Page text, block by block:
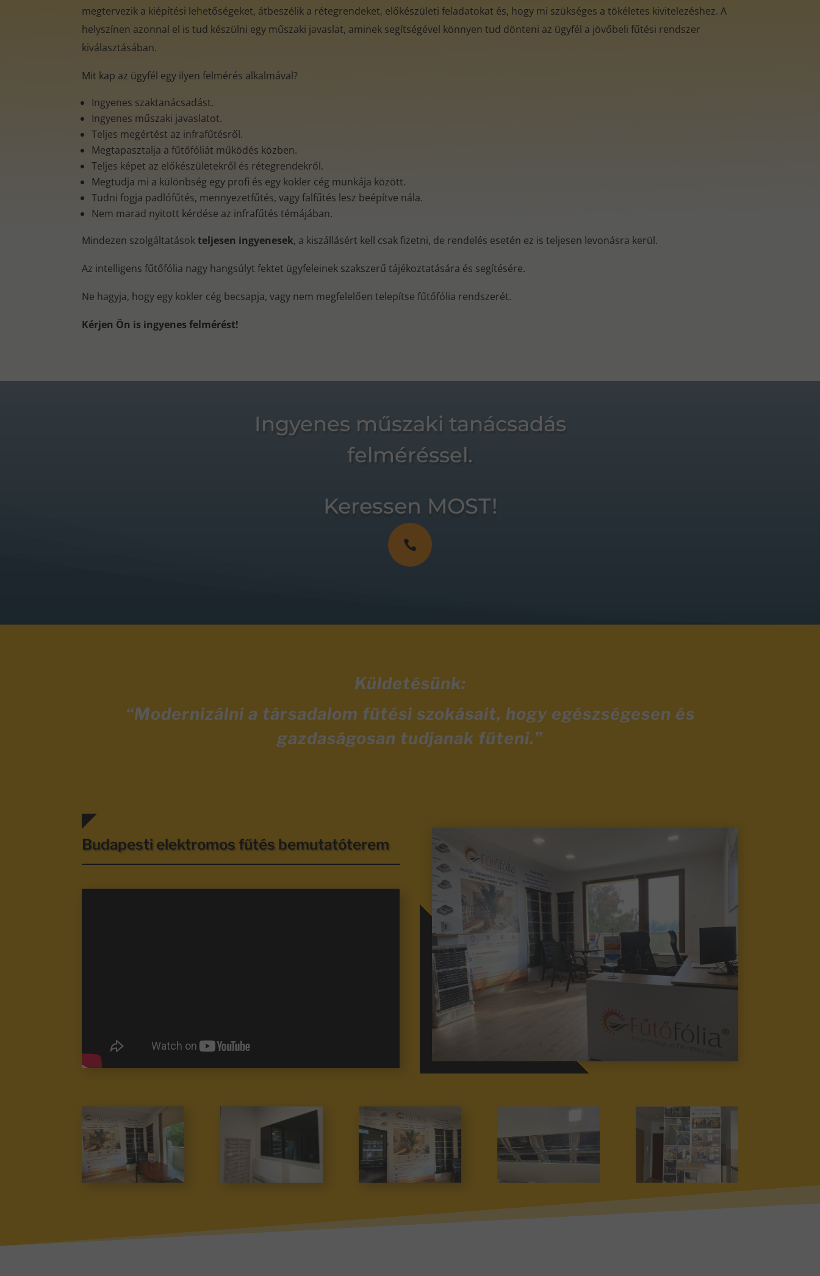
megtervezik a kiépítési lehetőségeket, átbeszélik a rétegrendeket, előkészületi feladatokat és, hogy mi szükséges a tökéletes kivitelezéshez. A
helyszínen azonnal el is tud készülni egy műszaki javaslat, aminek segítségével könnyen tud dönteni az ügyfél a jövőbeli fűtési rendszer
kiválasztásában.
Mit kap az ügyfél egy ilyen felmérés alkalmával?
Ingyenes szaktanácsadást.
Ingyenes műszaki javaslatot.
Teljes megértést az infrafűtésről.
Megtapasztalja a fűtőfóliát működés közben.
Teljes képet az előkészületekről és rétegrendekről.
Megtudja mi a különbség egy profi és egy kokler cég munkája között.
Tudni fogja padlófűtés, mennyezetfűtés, vagy falfűtés lesz beépítve nála.
Nem marad nyitott kérdése az infrafűtés témájában.
Mindezen szolgáltatásokteljesen ingyenesek, a kiszállásért kell csak fizetni, de rendelés esetén ez is teljesen levonásra kerül.
Az intelligens fűtőfólia nagy hangsúlyt fektet ügyfeleinek szakszerű tájékoztatására és segítésére.
Ne hagyja, hogy egy kokler cég becsapja, vagy nem megfelelően telepítse fűtőfólia rendszerét.
Kérjen Ön is ingyenes felmérést!
Ingyenes műszaki tanácsadás
felméréssel.
Keressen MOST!

Küldetésünk:
“Modernizálni a társadalom fűtési szokásait, hogy egészségesen és
gazdaságosan tudjanak fűteni.”
Budapesti elektromos fűtés bemutatóterem